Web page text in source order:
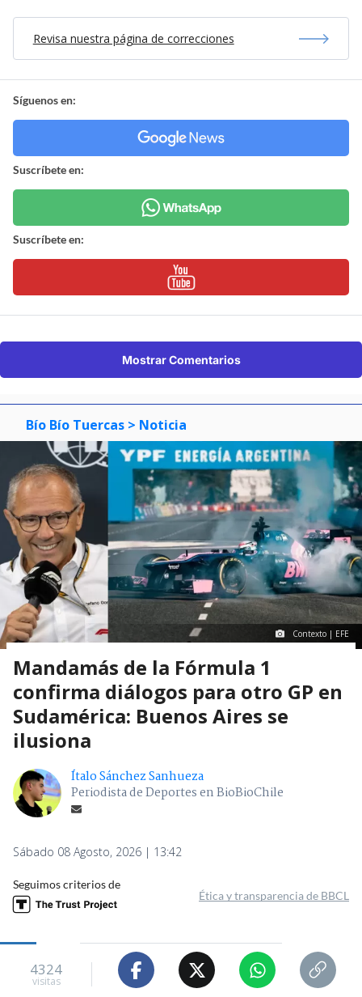
Revisa nuestra página de correcciones
Síguenos en:
Suscríbete en:
Suscríbete en:
Mostrar Comentarios
Bío Bío Tuercas > Noticia
Contexto | EFE
Mandamás de la Fórmula 1
confirma diálogos para otro GP en
Sudamérica: Buenos Aires se
ilusiona
Ítalo Sánchez Sanhueza
Periodista de Deportes en BioBioChile
Sábado 08 Agosto, 2026 | 13:42
Seguimos criterios de
Ética y transparencia de BBCL
4324
visitas